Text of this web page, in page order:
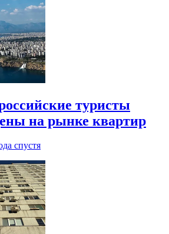
туристы
на рынке квартир
спустя